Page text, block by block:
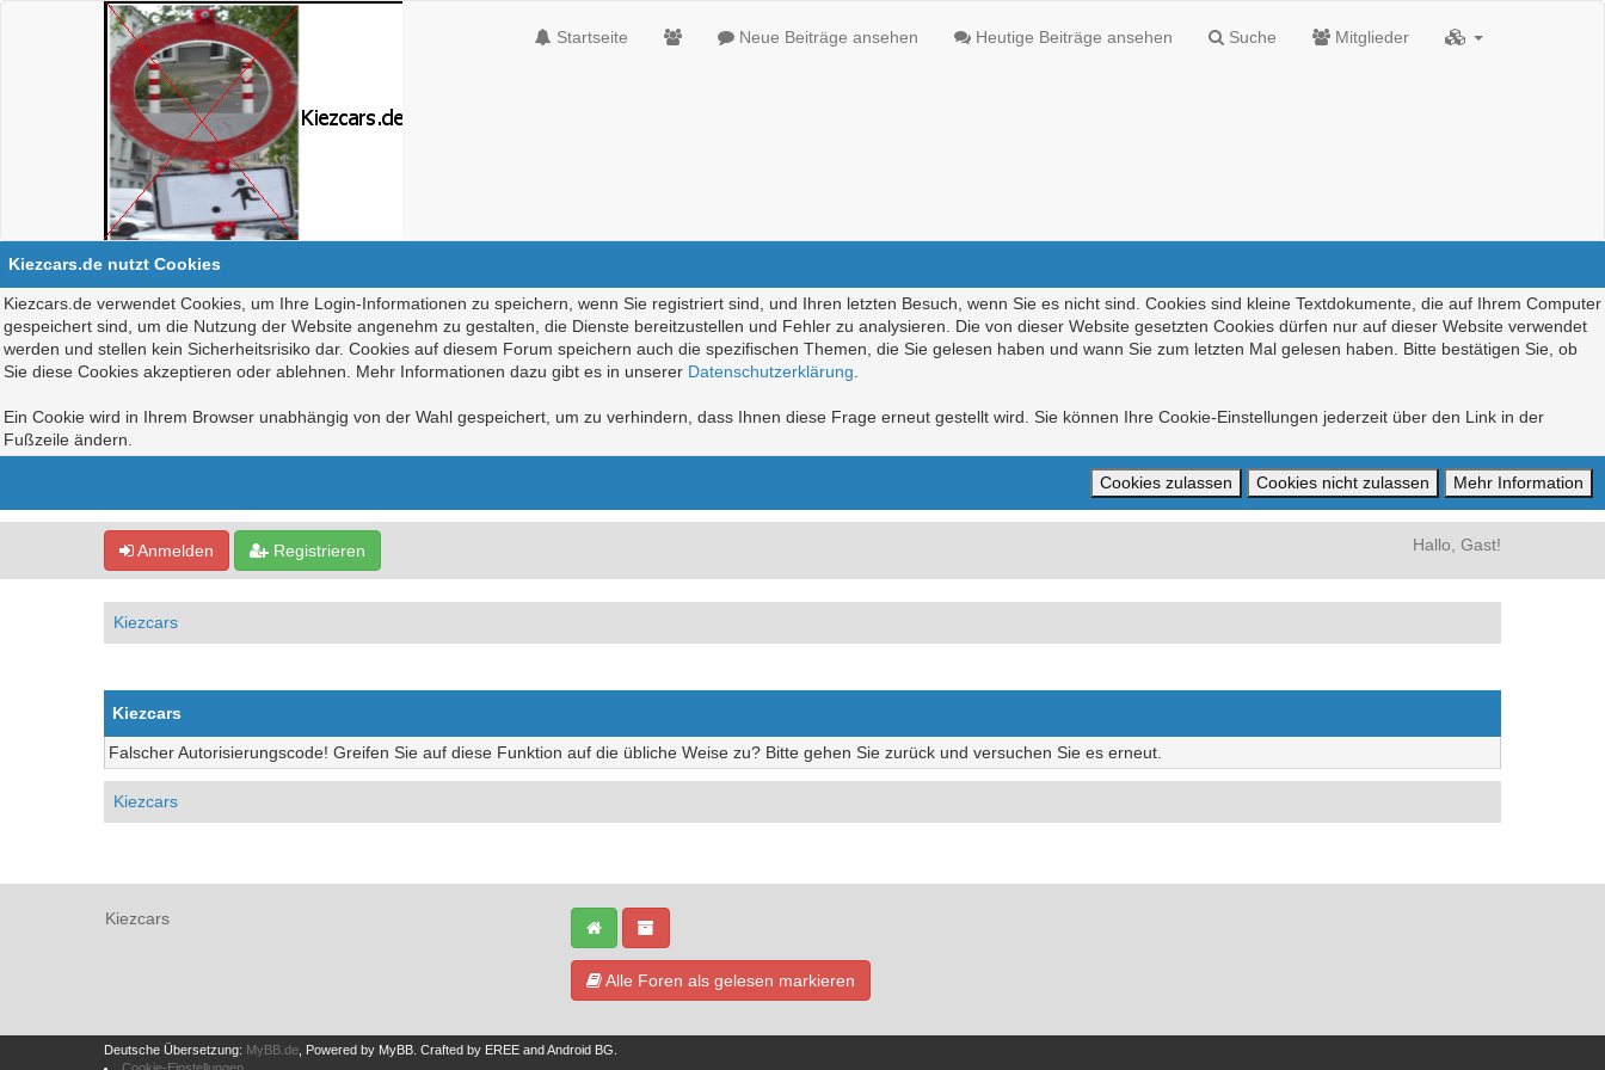
Startseite Neue Beiträge ansehen Heutige Beiträge ansehen Suche Mitglieder
Kiezcars.de nutzt Cookies
Kiezcars.de verwendet Cookies, um Ihre Login-Informationen zu speichern, wenn Sie registriert sind, und Ihren letzten Besuch, wenn Sie es nicht sind. Cookies sind kleine Textdokumente, die auf Ihrem Computer
gespeichert sind, um die Nutzung der Website angenehm zu gestalten, die Dienste bereitzustellen und Fehler zu analysieren. Die von dieser Website gesetzten Cookies dürfen nur auf dieser Website verwendet
werden und stellen kein Sicherheitsrisiko dar. Cookies auf diesem Forum speichern auch die spezifischen Themen, die Sie gelesen haben und wann Sie zum letzten Mal gelesen haben. Bitte bestätigen Sie, ob
Sie diese Cookies akzeptieren oder ablehnen. Mehr Informationen dazu gibt es in unserer Datenschutzerklärung
Ein Cookie wird in Ihrem Browser unabhängig von der Wahl gespeichert, um zu verhindern, dass Ihnen diese Frage erneut gestellt wird. Sie können Ihre Cookie-Einstellungen jederzeit über den Link in der
Fußzeile ändern.
Anmelden Registrieren Hallo, Gast!
Kiezcars
Kiezcars
Falscher Autorisierungscode! Greifen Sie auf diese Funktion auf die übliche Weise zu? Bitte gehen Sie zurück und versuchen Sie es erneut.
Kiezcars
Kiezcars
Alle Foren als gelesen markieren
Deutsche Übersetzung: MyBB.de , Powered by MyBB Crafted by EREE andAndroid BG